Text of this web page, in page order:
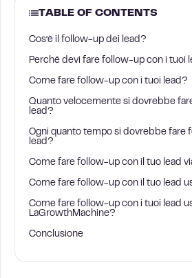
TABLE OF CONTENTS
Cos’è il follow-up dei lead?
Perché devi fare follow-up con i tuoi
Come fare follow-up con i tuoi lead?
Quanto velocemente si dovrebbe
lead?
Ogni quanto tempo si dovrebbe fare
lead?
Come fare follow-up con il tuo lead
Come fare follow-up con il tuo lead
Come fare follow-up con i tuoi lead
LaGrowthMachine?
Conclusione